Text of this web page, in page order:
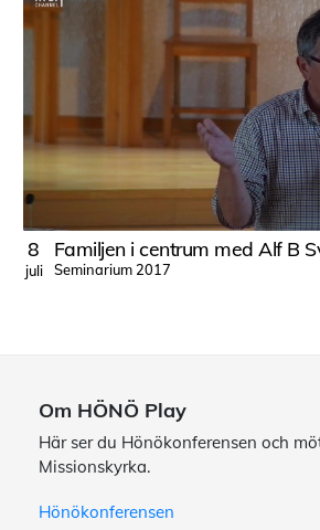
8
juli
Familjen i centrum med Alf B
Seminarium 2017
Om HÖNÖ Play
Här ser du Hönökonferensen och
Missionskyrka.
Hönökonferensen